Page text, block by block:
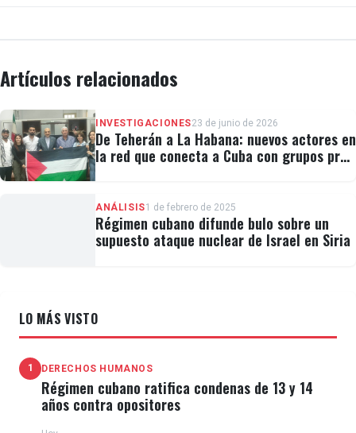
Artículos relacionados
INVESTIGACIONES23 de junio de 2026
De Teherán a La Habana: nuevos actores en
la red que conecta a Cuba con grupos pro-
ANÁLISIS1 de febrero de 2025
Régimen cubano difunde bulo sobre un
supuesto ataque nuclear de Israel en Siria
LO MÁS VISTO
1 DERECHOS HUMANOS
Régimen cubano ratifica condenas de 13 y 14
años contra opositores